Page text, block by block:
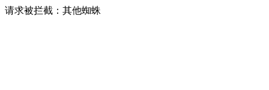
请求被拦截：其他蜘蛛